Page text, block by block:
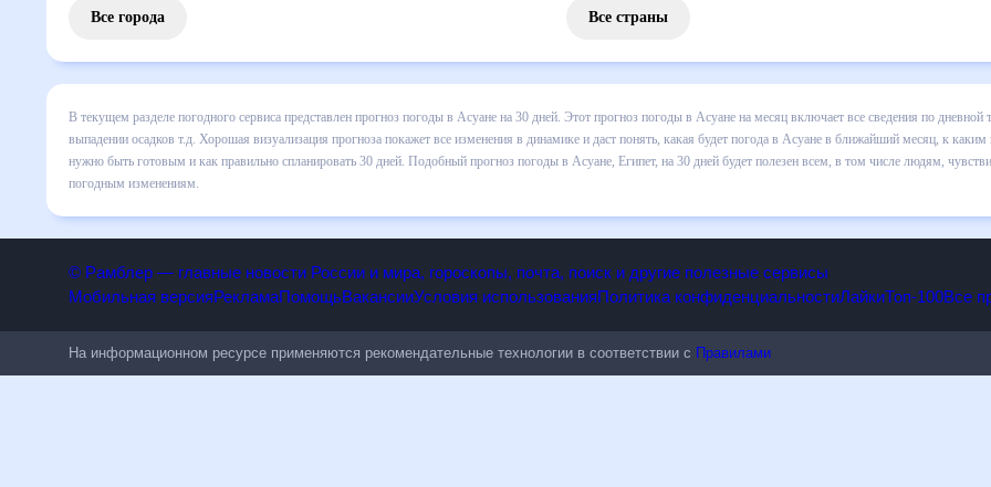
Все города Все страны
В текущем разделе погодного сервиса представлен прогноз погоды в Асуане на 30 дней. Этот прогноз погоды в Асуане на
все сведения по дневной температуре , выпадении осадков т.д. Хорошая визуализация прогноза покажет все изменения в
понять, какая будет погода в Асуане в ближайший месяц, к каким изменениям нужно быть готовым и как правильно
Подобный прогноз погоды в Асуане, Египет, на 30 дней будет полезен всем, в том числе людям, чувствительным к погодным
© Рамблер — главные новости России и мира, гороскопы, почта, поиск и другие полезные сервисы
Мобильная версияРекламаПомощьВакансииУсловия использованияПолитика конфиденциальностиЛайкиТоп-100
На информационном ресурсе применяются рекомендательные технологии в соответствии сПравилами